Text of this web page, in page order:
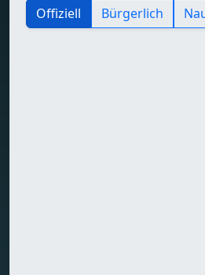
Offiziell Bürgerlich